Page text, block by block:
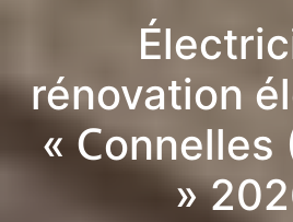
rénovation
« Connelles
»